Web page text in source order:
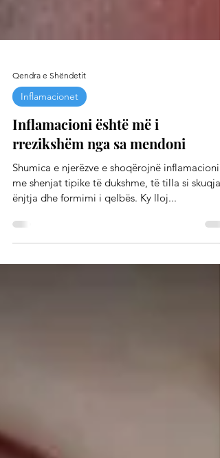
Qendra e Shëndetit
Inflamacioni është më i
rrezikshëm nga sa mendoni
Shumica e njerëzve e shoqërojnë inflamacionin
me shenjat tipike të dukshme, të tilla si skuqja,